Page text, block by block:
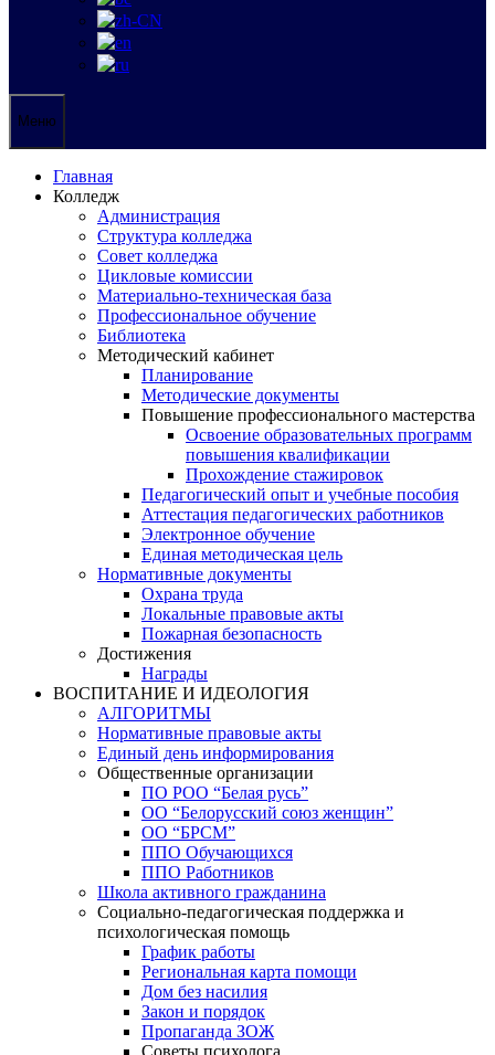
Меню
Главная
Колледж
Администрация
Структура колледжа
Совет колледжа
Цикловые комиссии
Материально-техническая база
Профессиональное обучение
Библиотека
Методический кабинет
Планирование
Методические документы
Повышение профессионального мастерства
Освоение образовательных программ
повышения квалификации
Прохождение стажировок
Педагогический опыт и учебные пособия
Аттестация педагогических работников
Электронное обучение
Единая методическая цель
Нормативные документы
Охрана труда
Локальные правовые акты
Пожарная безопасность
Достижения
Награды
ВОСПИТАНИЕ И ИДЕОЛОГИЯ
АЛГОРИТМЫ
Нормативные правовые акты
Единый день информирования
Общественные организации
ПО РОО “Белая русь”
ОО “Белорусский союз женщин”
ОО “БРСМ”
ППО Обучающихся
ППО Работников
Школа активного гражданина
Социально-педагогическая поддержка и
психологическая помощь
График работы
Региональная карта помощи
Дом без насилия
Закон и порядок
Пропаганда ЗОЖ
Советы психолога